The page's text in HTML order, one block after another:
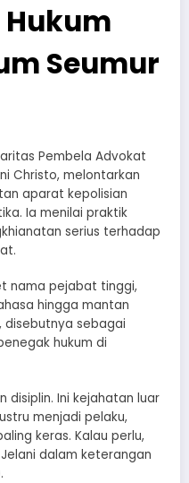
Seumur
Pembela Advokat
Christo, melontarkan
aparat kepolisian
Ia menilai praktik
serius terhadap
nama pejabat tinggi,
hingga mantan
disebutnya sebagai
hukum di
disiplin. Ini kejahatan luar
menjadi pelaku,
keras. Kalau perlu,
dalam keterangan